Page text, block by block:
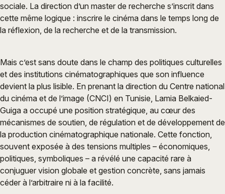
sociale. La direction d’un master de recherche s’inscrit dans
cette même logique : inscrire le cinéma dans le temps long de
la réflexion, de la recherche et de la transmission.
Mais c’est sans doute dans le champ des politiques culturelles
et des institutions cinématographiques que son influence
devient la plus lisible. En prenant la direction du Centre national
du cinéma et de l’image (CNCI) en Tunisie, Lamia Belkaied-
Guiga a occupé une position stratégique, au cœur des
mécanismes de soutien, de régulation et de développement de
la production cinématographique nationale. Cette fonction,
souvent exposée à des tensions multiples – économiques,
politiques, symboliques – a révélé une capacité rare à
conjuguer vision globale et gestion concrète, sans jamais
céder à l’arbitraire ni à la facilité.